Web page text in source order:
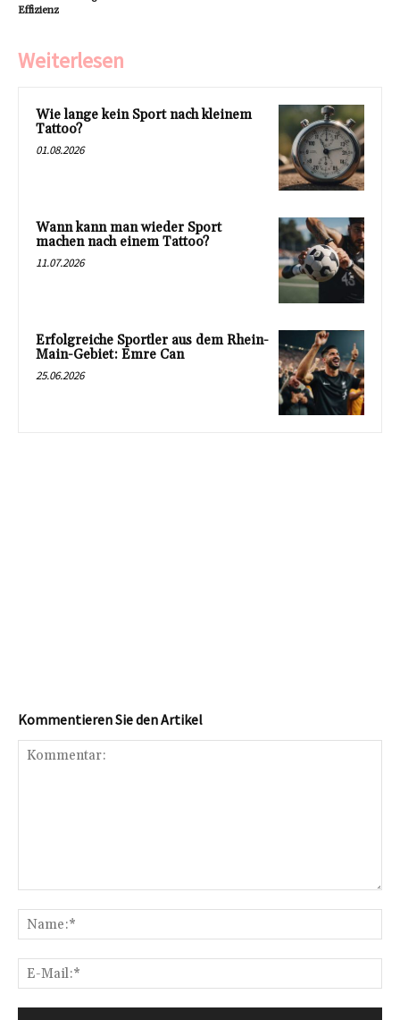
Effizienz
Weiterlesen
Wie lange kein Sport nach kleinem
Tattoo?
01.08.2026
Wann kann man wieder Sport
machen nach einem Tattoo?
11.07.2026
Erfolgreiche Sportler aus dem Rhein-
Main-Gebiet: Emre Can
25.06.2026
Kommentieren Sie den Artikel